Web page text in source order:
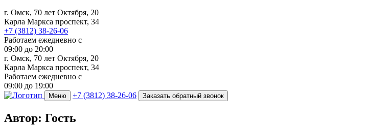
г. Омск, 70 лет Октября, 20
Карла Маркса проспект, 34
+7 (3812) 38-26-06
Работаем ежедневно с
09:00 до 20:00
г. Омск, 70 лет Октября, 20
Карла Маркса проспект, 34
Работаем ежедневно с
09:00 до 19:00
Меню +7 (3812) 38-26-06 Заказать обратный звонок
Автор: Гость